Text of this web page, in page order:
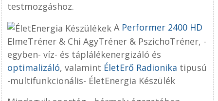
testmozgáshoz.
A Performer 2400 HD
ElmeTréner & Chi AgyTréner & PszichoTréner, -
egyben- víz- és táplálékenergizáló és
optimalizáló, valamint ÉletErő Radionika tipusú
-multifunkcionális- ÉletEnergia Készülék